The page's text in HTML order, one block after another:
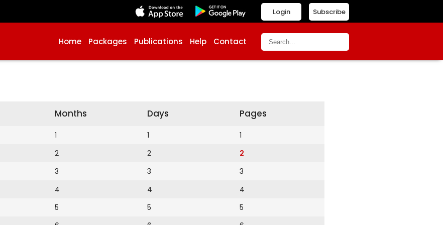
Subscribe
Login
Home Packages Publications Help Contact
Months
1
2
3
4
5
Days
1
2
3
4
5
Pages
1
2
3
4
5